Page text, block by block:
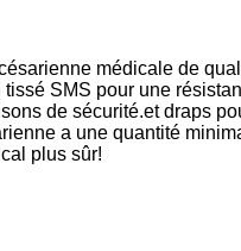
médicale de
SMS pour une
de sécurité.et draps
a une quantité
plus sûr!